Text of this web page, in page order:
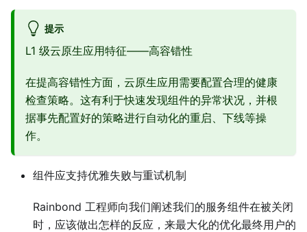
提示
L1 级云原生应用特征——高容错性
在提高容错性方面，云原生应用需要配置合理的健康
检查策略。这有利于快速发现组件的异常状况，并根
据事先配置好的策略进行自动化的重启、下线等操
作。
组件应支持优雅失败与重试机制
Rainbond 工程师向我们阐述我们的服务组件在被关闭
时，应该做出怎样的反应，来最大化的优化最终用户的